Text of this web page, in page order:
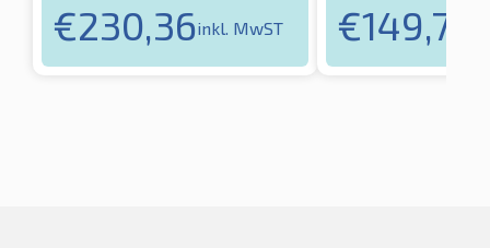
€230,36inkl. MwST €149,72